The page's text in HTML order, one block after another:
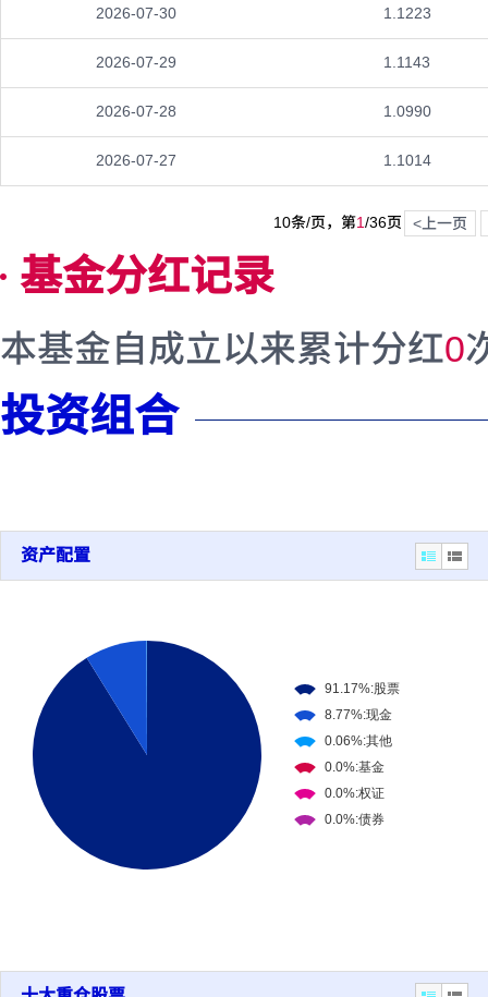
2026-07-30 1.1223
2026-07-29 1.1143
2026-07-28 1.0990
2026-07-27 1.1014
10条/页，第1/36页 <上一页
基金分红记录
本基金自成立以来累计分红0
投资组合
资产配置